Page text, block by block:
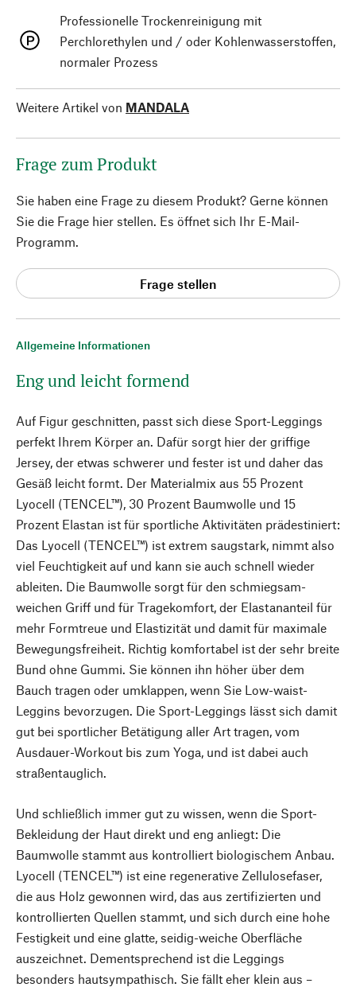
Allgemeine Informationen
Eng und leicht formend
Auf Figur geschnitten, passt sich diese Sport-Leggings
perfekt Ihrem Körper an. Dafür sorgt hier der griffige
Jersey, der etwas schwerer und fester ist und daher das
Gesäß leicht formt. Der Materialmix aus 55 Prozent
Lyocell (TENCEL™), 30 Prozent Baumwolle und 15
Prozent Elastan ist für sportliche Aktivitäten prädestiniert:
Das Lyocell (TENCEL™) ist extrem saugstark, nimmt also
viel Feuchtigkeit auf und kann sie auch schnell wieder
ableiten. Die Baumwolle sorgt für den schmiegsam-
weichen Griff und für Tragekomfort, der Elastananteil für
mehr Formtreue und Elastizität und damit für maximale
Bewegungsfreiheit. Richtig komfortabel ist der sehr breite
Bund ohne Gummi. Sie können ihn höher über dem
Bauch tragen oder umklappen, wenn Sie Low-waist-
Leggins bevorzugen. Die Sport-Leggings lässt sich damit
gut bei sportlicher Betätigung aller Art tragen, vom
Ausdauer-Workout bis zum Yoga, und ist dabei auch
straßentauglich.
Und schließlich immer gut zu wissen, wenn die Sport-
Bekleidung der Haut direkt und eng anliegt: Die
Baumwolle stammt aus kontrolliert biologischem Anbau.
Lyocell (TENCEL™) ist eine regenerative Zellulosefaser,
die aus Holz gewonnen wird, das aus zertifizierten und
kontrollierten Quellen stammt, und sich durch eine hohe
Festigkeit und eine glatte, seidig-weiche Oberfläche
auszeichnet. Dementsprechend ist die Leggings
besonders hautsympathisch. Sie fällt eher klein aus –
Professionelle Trockenreinigung mit
Perchlorethylen und / oder Kohlenwasserstoffen,
normaler Prozess
Weitere Artikel von MANDALA
Frage zum Produkt
Sie haben eine Frage zu diesem Produkt? Gerne können
Sie die Frage hier stellen. Es öffnet sich Ihr E-Mail-
Programm.
Frage stellen